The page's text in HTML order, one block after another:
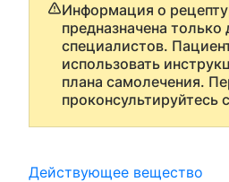
Информация о
предназначена только
специалистов.
использовать
плана самолечения.
проконсультируйтесь
Действующее вещество